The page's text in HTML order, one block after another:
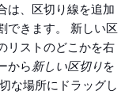
は、区切り線を追加
できます。 新しい区
リストのどこかを右
から新しい区切りを
な場所にドラッグし